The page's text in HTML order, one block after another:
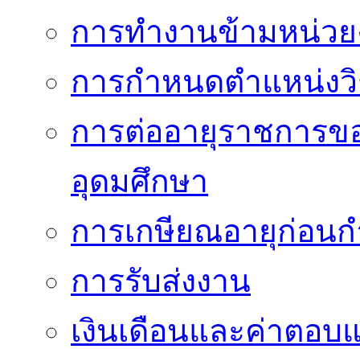
การทำงานข้ามหน่ว
การกำหนดตำแหน่ง
การต่ออายุราชการ
อุดมศึกษา
การเกษียณอายุก่อน
การรับส่งงาน
เงินเดือนและค่าตอบ